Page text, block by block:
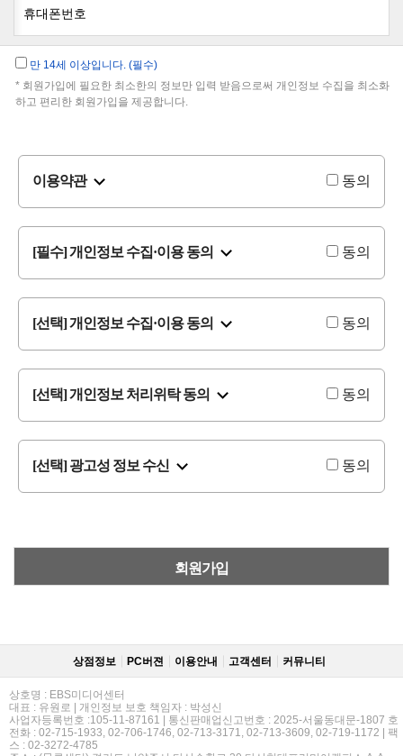
휴대폰번호
만 14세 이상입니다. (필수)
* 회원가입에 필요한 최소한의 정보만 입력 받음으로써 개인정보 수집을 최소화
하고 편리한 회원가입을 제공합니다.
이용약관 동의
[필수] 개인정보 수집·이용 동의 동의
[선택] 개인정보 수집·이용 동의 동의
[선택] 개인정보 처리위탁 동의 동의
[선택] 광고성 정보 수신 동의
회원가입
상점정보 PC버젼 이용안내 고객센터 커뮤니티
상호명 : EBS미디어센터
대표 : 유원로 | 개인정보 보호 책임자 : 박성신
사업자등록번호 :105-11-87161 | 통신판매업신고번호 : 2025-서울동대문-1807 호
전화 : 02-715-1933, 02-706-1746, 02-713-3171, 02-713-3609, 02-719-1172 | 팩
스 : 02-3272-4785